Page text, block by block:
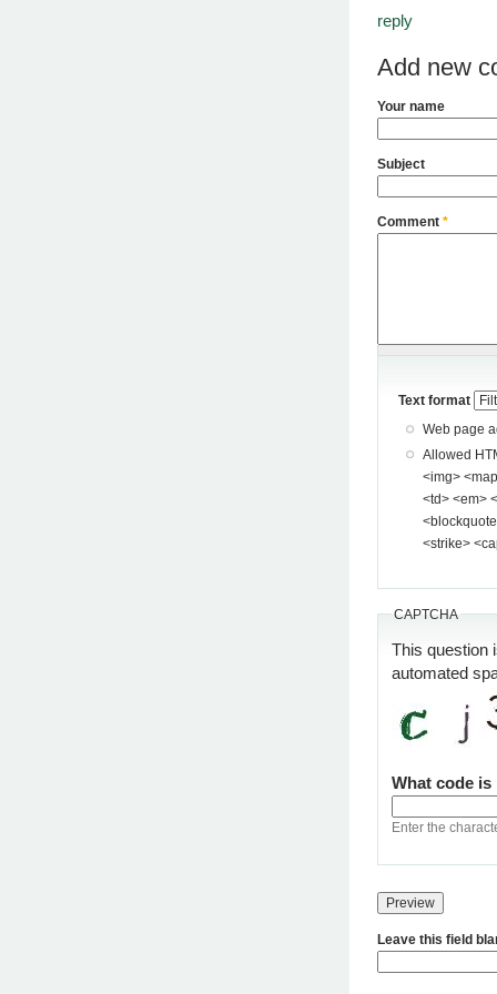
reply
Add new
Your name
Subject
Comment *
Text format
Web page
Allowed HTML tags: <a> <p> <span> <div>
<img> <map> <area> <hr> <br>
<td> <em> <b> <u> <i>
<blockquote> <pre>
<strike>
CAPTCHA
This question
automated
What code
Enter the
Leave this field